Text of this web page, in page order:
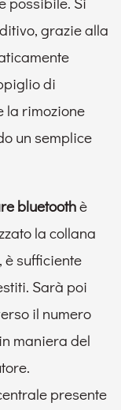
grazie alla
di
la rimozione
un semplice
bluetoothè
la collana
è sufficiente
Sarà poi
il numero
maniera del
presente